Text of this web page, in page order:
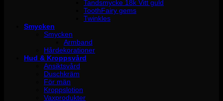
Tandsmycke 18k Vitt guld
ToothFairy gems
Twinkles
Smycken
Smycken
Armband
Hårdekorationer
Hud & Kroppsvård
Ansiktsvård
Duschkräm
För män
Kroppslotion
Vaxprodukter